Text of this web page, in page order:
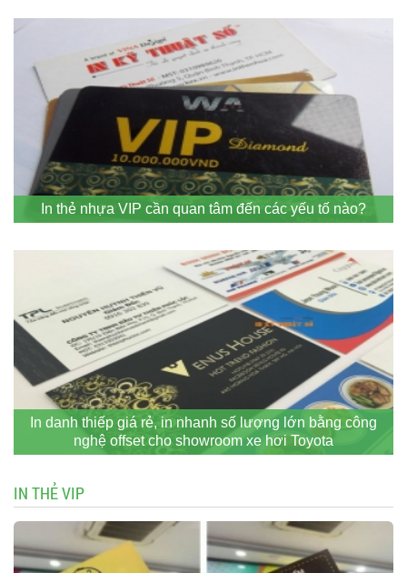
In thẻ nhựa VIP cần quan tâm đến các yếu tố nào?
In danh thiếp giá rẻ, in nhanh số lượng lớn bằng công
nghệ offset cho showroom xe hơi Toyota
IN THẺ VIP